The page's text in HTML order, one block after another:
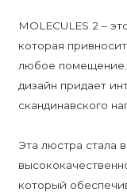
MOLECULES 2 –
которая
любое помещение.
дизайн придает
скандинавского
Эта люстра стала
который